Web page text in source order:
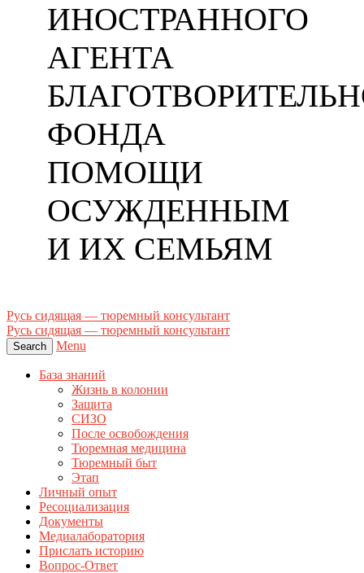
ИНОСТРАННОГО
АГЕНТА
ФОНДА
ПОМОЩИ
ОСУЖДЕННЫМ
И ИХ СЕМЬЯМ
Русь сидящая — тюремный консультант
Русь сидящая — тюремный консультант
Search Menu
База знаний
Жизнь в колонии
Защита
СИЗО
После освобождения
Тюремная медицина
Тюремный быт
Этап
Личный опыт
Ресоциализация
Документы
Медиалаборатория
Прислать историю
Вопрос-Ответ